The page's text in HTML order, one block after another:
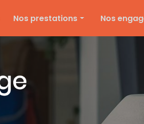
Nos prestations
Nettoyage d'entreprise
Ponçage et vitrification
Nos